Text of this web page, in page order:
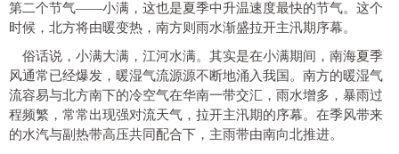
第二个节气——小满，这也是夏季中升温速度最快的节气。这个
时候，北方将由暖变热，南方则雨水渐盛拉开主汛期序幕。
俗话说，小满大满，江河水满。其实是在小满期间，南海夏季
风通常已经爆发，暖湿气流源源不断地涌入我国。南方的暖湿气
流容易与北方南下的冷空气在华南一带交汇，雨水增多，暴雨过
程频繁，常常出现强对流天气，拉开主汛期的序幕。在季风带来
的水汽与副热带高压共同配合下，主雨带由南向北推进。